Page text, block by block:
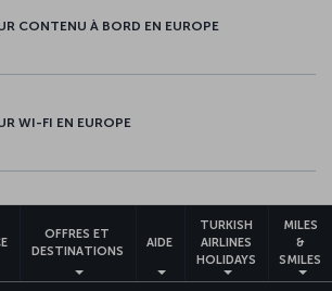
CONTENU À BORD EN EUROPE
WI-FI EN EUROPE
OFFRES ET
DESTINATIONS
AIDE
TURKISH
AIRLINES
HOLIDAYS
MILES
&
SMILES